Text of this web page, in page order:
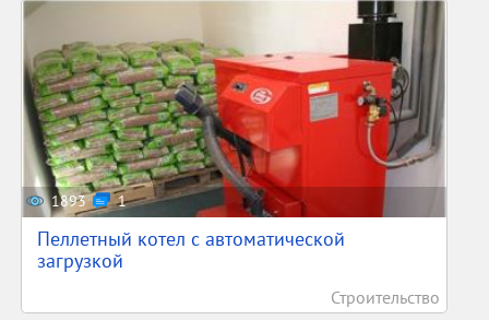
1893 1
Пеллетный котел с автоматической
загрузкой
Строительство